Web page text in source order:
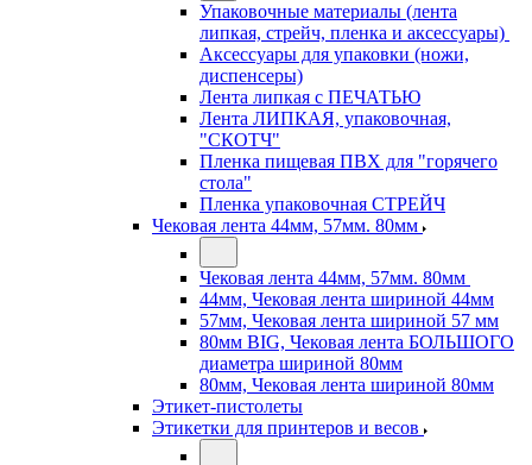
Упаковочные материалы (лента
липкая, стрейч, пленка и аксессуары)
Аксессуары для упаковки (ножи,
диспенсеры)
Лента липкая с ПЕЧАТЬЮ
Лента ЛИПКАЯ, упаковочная,
"СКОТЧ"
Пленка пищевая ПВХ для "горячего
стола"
Пленка упаковочная СТРЕЙЧ
Чековая лента 44мм, 57мм. 80мм
Чековая лента 44мм, 57мм. 80мм
44мм, Чековая лента шириной 44мм
57мм, Чековая лента шириной 57 мм
80мм BIG, Чековая лента БОЛЬШОГО
диаметра шириной 80мм
80мм, Чековая лента шириной 80мм
Этикет-пистолеты
Этикетки для принтеров и весов